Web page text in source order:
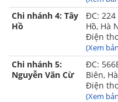
3. Lưu ý:
- Không dùng kim băng
- Nên dùng ở nhiệt độ vừa
Chi nhánh 4: Tây
Hồ
ĐC: 224
Hồ, Hà
Điện
(Xem
Chi nhánh 5:
Nguyễn Văn Cừ
ĐC:
Biên,
Điện
(Xem